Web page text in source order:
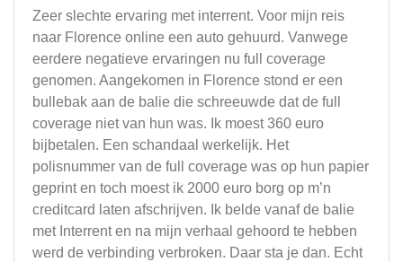
Zeer slechte ervaring met interrent. Voor mijn reis
naar Florence online een auto gehuurd. Vanwege
eerdere negatieve ervaringen nu full coverage
genomen. Aangekomen in Florence stond er een
bullebak aan de balie die schreeuwde dat de full
coverage niet van hun was. Ik moest 360 euro
bijbetalen. Een schandaal werkelijk. Het
polisnummer van de full coverage was op hun papier
geprint en toch moest ik 2000 euro borg op m’n
creditcard laten afschrijven. Ik belde vanaf de balie
met Interrent en na mijn verhaal gehoord te hebben
werd de verbinding verbroken. Daar sta je dan. Echt